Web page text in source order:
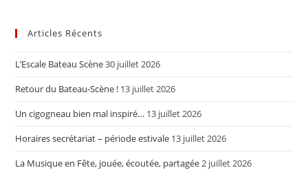
Articles Récents
L’Escale Bateau Scène30 juillet 2026
Retour du Bateau-Scène ! 13 juillet 2026
Un cigogneau bien mal inspiré… 13 juillet 2026
Horaires secrétariat – période estivale 13 juillet 2026
La Musique en Fête, jouée, écoutée, partagée2 juillet 2026